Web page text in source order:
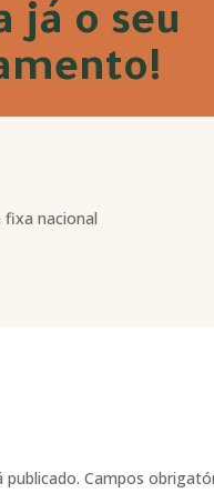
já o seu
nacional
publicado. Campos